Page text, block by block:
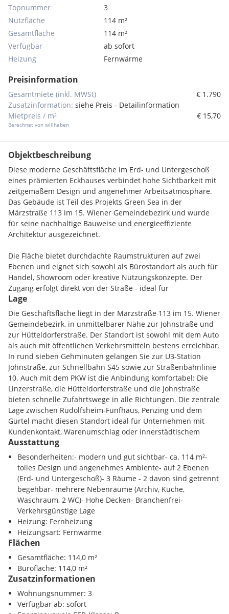
Topnummer
3
Nutzfläche
114 m²
Gesamtfläche
114 m²
Verfügbar
ab sofort
Heizung
Fernwärme
Preisinformation
Gesamtmiete (inkl. MWSt)
€ 1.790
Zusatzinformation: siehe Preis - Detailinformation
Mietpreis / m²
Berechnet von willhaben
€ 15,70
Objektbeschreibung
Diese moderne Geschäftsfläche im Erd- und Untergeschoß
eines prämierten Eckhauses verbindet hohe Sichtbarkeit mit
zeitgemäßem Design und angenehmer Arbeitsatmosphäre.
Das Gebäude ist Teil des Projekts Green Sea in der
Märzstraße 113 im 15. Wiener Gemeindebezirk und wurde
für seine nachhaltige Bauweise und energieeffiziente
Architektur ausgezeichnet.
Die Fläche bietet durchdachte Raumstrukturen auf zwei
Ebenen und eignet sich sowohl als Bürostandort als auch für
Handel, Showroom oder kreative Nutzungskonzepte. Der
Zugang erfolgt direkt von der Straße - ideal für
Kundenverkehr oder Warenanlieferung. Der
Hauptraumbereich ist hell und offen gestaltet, einzelne
Räume lassen sich unabhängig voneinander nutzen.
Zusätzliche Nebenflächen wie Archiv, Teeküche, Waschraum
und getrennte Sanitäreinheiten erhöhen die Funktionalität
und machen die Fläche für unterschiedlichste Branchen
attraktiv.
Dank der hohen Raumhöhe und des klaren architektonischen
Konzepts entsteht ein ebenso repräsentativer wie praktischer
Arbeitsplatz. Die Fläche ist branchenfrei vermietbar und
bietet ideale Voraussetzungen für Unternehmen, die
Sichtbarkeit, Struktur und gute Erreichbarkeit vereinen
möchten.
Die Geschäftsfläche ist ab sofort frei und kann schon
besichtigt werden. Vereinbaren Sie gleich einen
Besichtigungstermin mit uns!
Lage
Die Geschäftsfläche liegt in der Märzstraße 113 im 15. Wiener
Gemeindebezirk, in unmittelbarer Nähe zur Johnstraße und
zur Hütteldorferstraße. Der Standort ist sowohl mit dem Auto
als auch mit öffentlichen Verkehrsmitteln bestens erreichbar.
In rund sieben Gehminuten gelangen Sie zur U3-Station
Johnstraße, zur Schnellbahn S45 sowie zur Straßenbahnlinie
10. Auch mit dem PKW ist die Anbindung komfortabel: Die
Linzerstraße, die Hütteldorferstraße und die Johnstraße
bieten schnelle Zufahrtswege in alle Richtungen. Die zentrale
Lage zwischen Rudolfsheim-Fünfhaus, Penzing und dem
Gürtel macht diesen Standort ideal für Unternehmen mit
Kundenkontakt, Warenumschlag oder innerstädtischem
Vertriebsbedarf.
Infrastruktur / Entfernungen
Verkehr
Flughafen 26.0 km
Fernbahnhof 7.1 km
Bus 0.21 km
Ausstattung
Besonderheiten:- modern und gut sichtbar- ca. 114 m²-
tolles Design und angenehmes Ambiente- auf 2 Ebenen
(Erd- und Untergeschoß)- 3 Räume - 2 davon sind getrennt
begehbar- mehrere Nebenräume (Archiv, Küche,
Waschraum, 2 WC)- Hohe Decken- Branchenfrei-
Verkehrsgünstige Lage
Heizung: Fernheizung
Heizungsart: Fernwärme
Flächen
Gesamtfläche: 114,0 m²
Bürofläche: 114,0 m²
Zusatzinformationen
Wohnungsnummer: 3
Verfügbar ab: sofort